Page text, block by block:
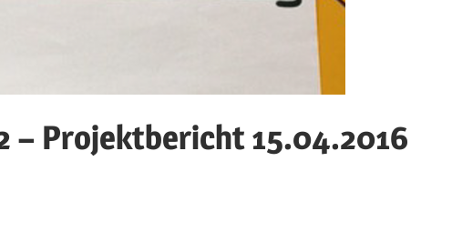
– Projektbericht 15.04.2016